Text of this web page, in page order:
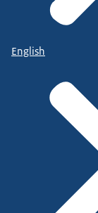
English